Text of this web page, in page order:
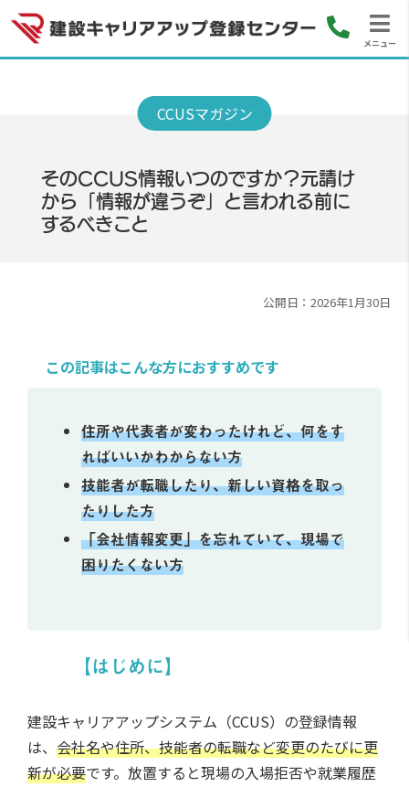
メニュー
そのCCUS情報いつのですか？元請け
から「情報が違うぞ」と言われる前に
するべきこと
公開日：2026年1月30日
この記事はこんな方におすすめです
住所や代表者が変わったけれど、何をす
ればいいかわからない方
技能者が転職したり、新しい資格を取っ
たりした方
「会社情報変更」を忘れていて、現場で
困りたくない方
【はじめに】
建設キャリアアップシステム（CCUS）の登録情報
は、 会社名や住所、技能者の転職など変更のたびに更
新が必要です。放置すると現場の入場拒否や就業履歴